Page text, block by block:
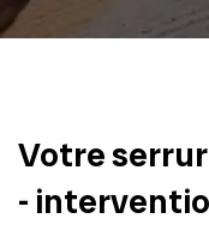
Votre
-